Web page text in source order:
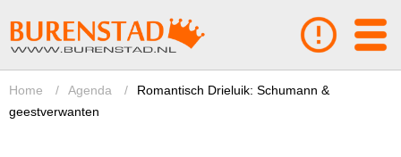
Home / Agenda /
Romantisch Drieluik: Schumann &
geestverwanten